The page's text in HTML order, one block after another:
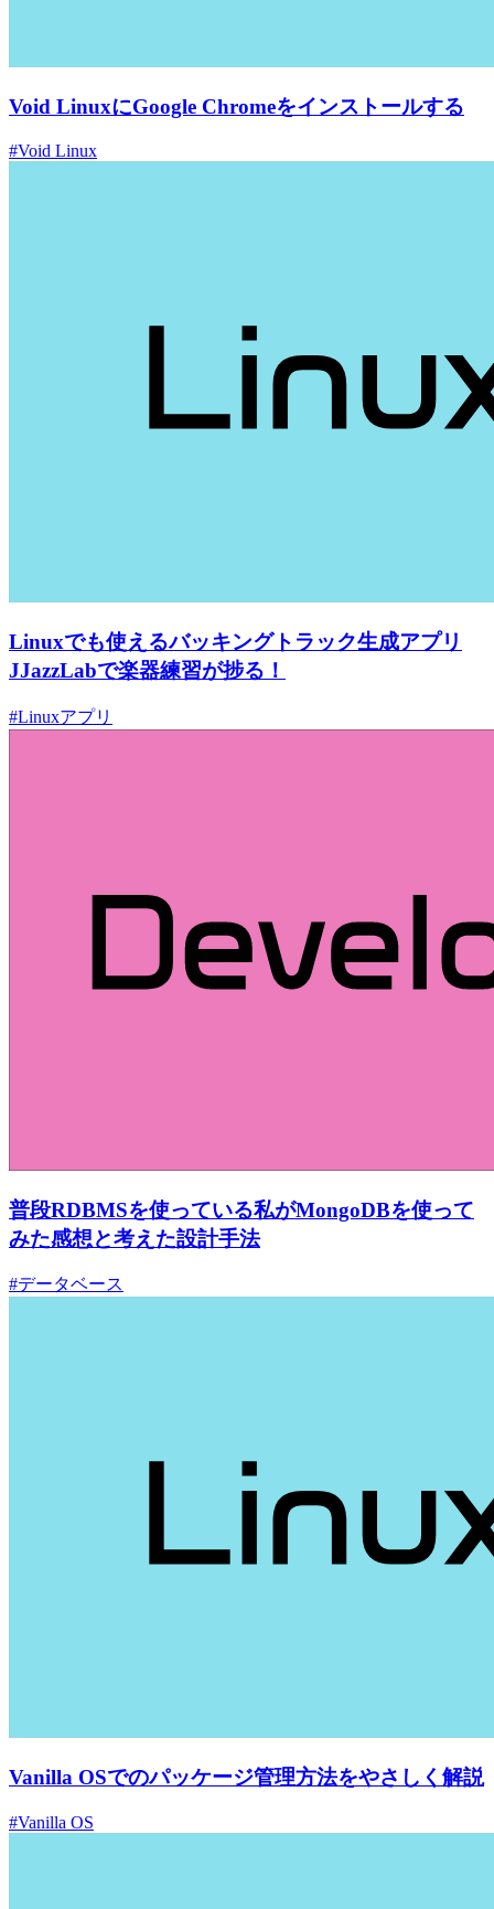
Void LinuxにGoogle Chromeをインストールする
#Void Linux
Linuxでも使えるバッキングトラック生成アプリ
JJazzLabで楽器練習が捗る！
#Linuxアプリ
普段RDBMSを使っている私がMongoDBを使って
みた感想と考えた設計手法
#データベース
Vanilla OSでのパッケージ管理方法をやさしく解説
#Vanilla OS